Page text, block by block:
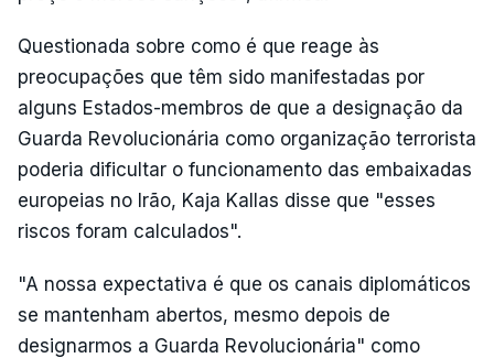
Questionada sobre como é que reage às
preocupações que têm sido manifestadas por
alguns Estados-membros de que a designação da
Guarda Revolucionária como organização terrorista
poderia dificultar o funcionamento das embaixadas
europeias no Irão, Kaja Kallas disse que "esses
riscos foram calculados".
"A nossa expectativa é que os canais diplomáticos
se mantenham abertos, mesmo depois de
designarmos a Guarda Revolucionária" como